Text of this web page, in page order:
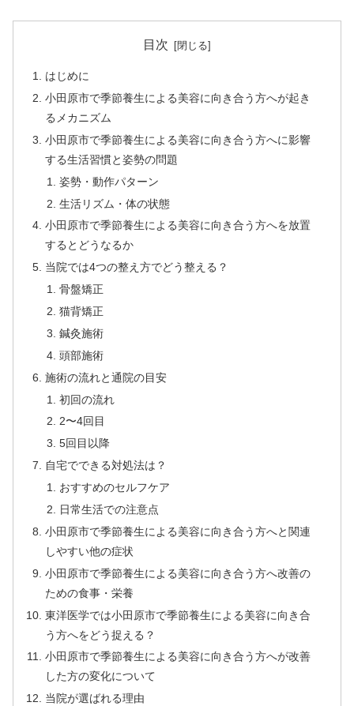
目次
はじめに
小田原市で季節養生による美容に向き合う方へが起き
るメカニズム
小田原市で季節養生による美容に向き合う方へに影響
する生活習慣と姿勢の問題
姿勢・動作パターン
生活リズム・体の状態
小田原市で季節養生による美容に向き合う方へを放置
するとどうなるか
当院では4つの整え方でどう整える？
骨盤矯正
猫背矯正
鍼灸施術
頭部施術
施術の流れと通院の目安
初回の流れ
2〜4回目
5回目以降
自宅でできる対処法は？
おすすめのセルフケア
日常生活での注意点
小田原市で季節養生による美容に向き合う方へと関連
しやすい他の症状
小田原市で季節養生による美容に向き合う方へ改善の
ための食事・栄養
東洋医学では小田原市で季節養生による美容に向き合
う方へをどう捉える？
小田原市で季節養生による美容に向き合う方へが改善
した方の変化について
当院が選ばれる理由